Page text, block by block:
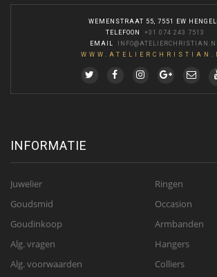
WEMENSTRAAT 55, 7551 EW
TELEFOON
+31 074 243 7513
EMAIL
INFORMATIE
Juwelier
Goudsmid
Goudinkoop
Alg. vragen
Alg. voorwaarden
Ringen
Occasion
Armbanden
Hangers
Colliers